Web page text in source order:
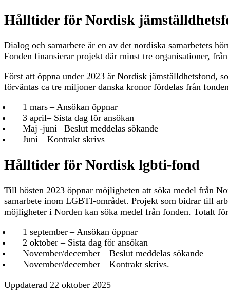
Hålltider för Nordisk
Dialog och samarbete är en av det nordiska samarbetets
Fonden finansierar projekt där minst tre organisationer,
Först att öppna under 2023 är Nordisk jämställdhetsfond,
förväntas ca tre miljoner danska kronor fördelas från
1 mars – Ansökan öppnar
3 april– Sista dag för ansökan
Maj -juni– Beslut meddelas sökande
Juni – Kontrakt skrivs
Hålltider för Nordisk lgbti-fond
Till hösten 2023 öppnar möjligheten att söka medel från
samarbete inom LGBTI-området. Projekt som bidrar till
möjligheter i Norden kan söka medel från fonden. Totalt
1 september – Ansökan öppnar
2 oktober – Sista dag för ansökan
November/december – Beslut meddelas sökande
November/december – Kontrakt skrivs.
Uppdaterad 22 oktober 2025